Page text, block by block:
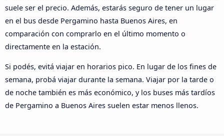
suele ser el precio. Además, estarás seguro de tener un lugar
en el bus desde Pergamino hasta Buenos Aires, en
comparación con comprarlo en el último momento o
directamente en la estación.
Si podés, evitá viajar en horarios pico. En lugar de los fines de
semana, probá viajar durante la semana. Viajar por la tarde o
de noche también es más económico, y los buses más tardíos
de Pergamino a Buenos Aires suelen estar menos llenos.